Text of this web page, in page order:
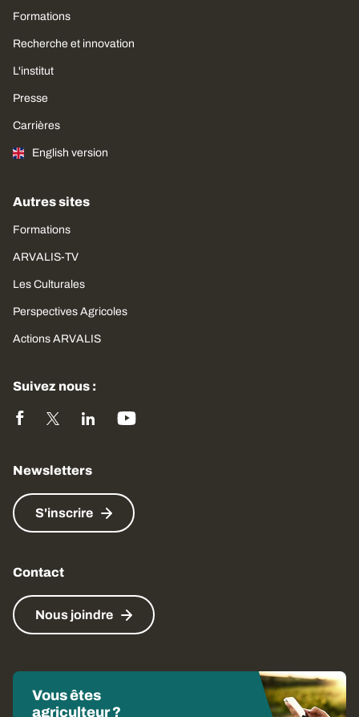
Formations
Recherche et innovation
L'institut
Presse
Carrières
English version
Autres sites
Formations
ARVALIS-TV
Les Culturales
Perspectives Agricoles
Actions ARVALIS
Suivez nous :
Newsletters
S'inscrire
Contact
Nous joindre
Vous êtes
agriculteur ?